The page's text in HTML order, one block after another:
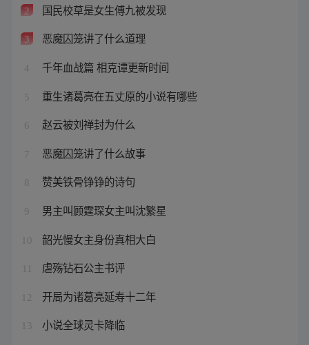
2 国民校草是女生傅九被发现
3 恶魔囚笼讲了什么道理
4 千年血战篇 相克谭更新时间
5 重生诸葛亮在五丈原的小说有哪些
6 赵云被刘禅封为什么
7 恶魔囚笼讲了什么故事
8 赞美铁骨铮铮的诗句
9 男主叫顾霆琛女主叫沈繁星
10 韶光慢女主身份真相大白
虐殇钻石公主书评
12 开局为诸葛亮延寿十二年
13 小说全球灵卡降临